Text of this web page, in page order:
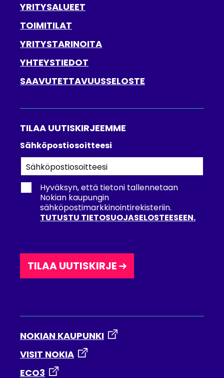
YRITYSALUEET
TOIMITILAT
YRITYSTARINOITA
YHTEYSTIEDOT
SAAVUTETTAVUUSSELOSTE
TILAA UUTISKIRJEEMME
Tilaa
uutiskirjeemme
Sähköpostiosoitteesi
Hyväksyn, että tietoni tallennetaan
Nokian kaupungin
sähköpostimarkkinointirekisteriin.
TUTUSTU TIETOSUOJASELOSTEESEEN.
TILAA UUTISKIRJE
NOKIAN KAUPUNKI
VISIT NOKIA
ECO3